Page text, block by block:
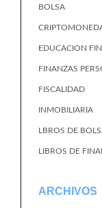
BOLSA
EDUCACION
FINANZAS
FISCALIDAD
INMOBILIARIA
LBROS DE
LIBROS DE
ARCHIVOS